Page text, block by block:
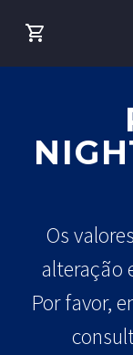
Os
alteração
Por favor,